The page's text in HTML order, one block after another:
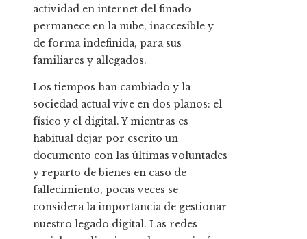
actividad en internet del finado
permanece en la nube, inaccesible y
de forma indefinida, para sus
familiares y allegados.
Los tiempos han cambiado y la
sociedad actual vive en dos planos: el
físico y el digital. Y mientras es
habitual dejar por escrito un
documento con las últimas voluntades
y reparto de bienes en caso de
fallecimiento, pocas veces se
considera la importancia de gestionar
nuestro legado digital. Las redes